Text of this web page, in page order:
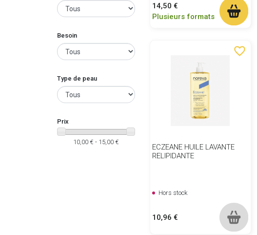
Besoin
Type de peau
Prix
10,00 € - 15,00 €
Prix
14,50 €
Plusieurs formats
favorite_border
ECZEANE HUILE LAVANTE
RELIPIDANTE
Hors stock
Prix
10,96 €